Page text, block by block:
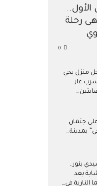
رحلة
منزل بحي
غاز
على جثمان
بمدينة…
بنور..
بعد
في…